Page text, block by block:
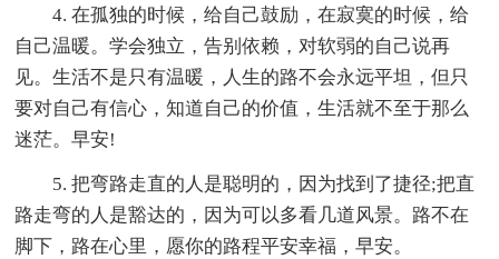
4. 在孤独的时候，给自己鼓励，在寂寞的时候，给
自己温暖。学会独立，告别依赖，对软弱的自己说再
见。生活不是只有温暖，人生的路不会永远平坦，但只
要对自己有信心，知道自己的价值，生活就不至于那么
迷茫。早安!
5. 把弯路走直的人是聪明的，因为找到了捷径;把直
路走弯的人是豁达的，因为可以多看几道风景。路不在
脚下，路在心里，愿你的路程平安幸福，早安。